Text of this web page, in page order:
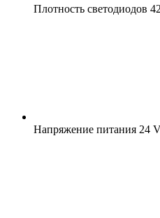
Плотность светодиодов
Напряжение питания 24